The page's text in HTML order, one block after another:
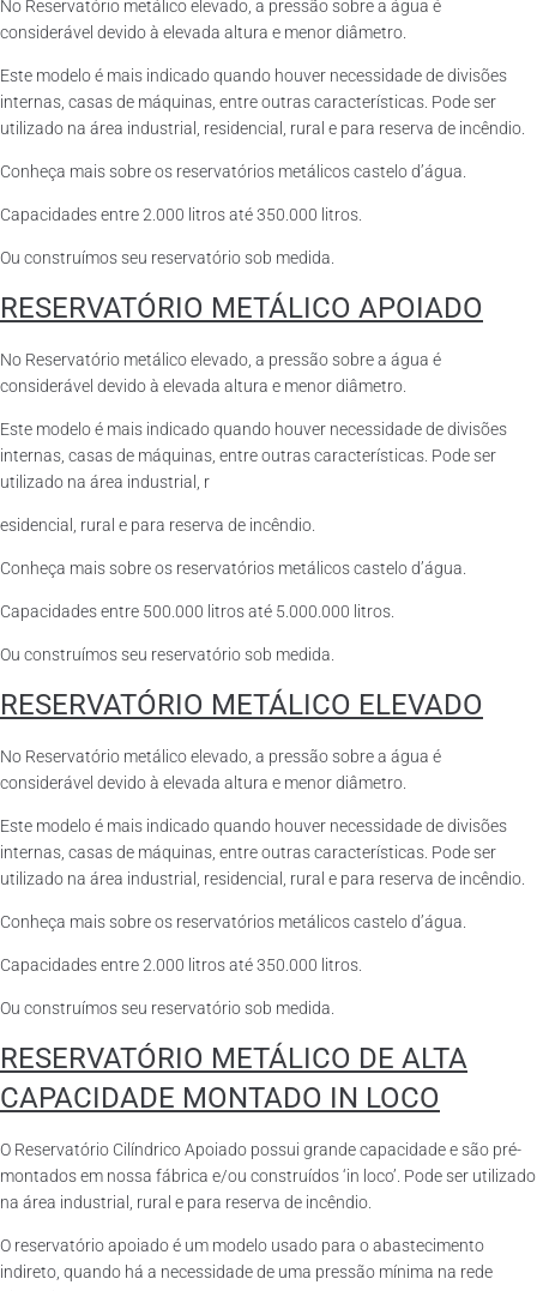
No Reservatório metálico elevado, a pressão sobre a água é
considerável devido à elevada altura e menor diâmetro.
Este modelo é mais indicado quando houver necessidade de divisões
internas, casas de máquinas, entre outras características. Pode ser
utilizado na área industrial, residencial, rural e para reserva de incêndio.
Conheça mais sobre os reservatórios metálicos castelo d’água.
Capacidades entre 2.000 litros até 350.000 litros.
Ou construímos seu reservatório sob medida.
RESERVATÓRIO METÁLICO APOIADO
No Reservatório metálico elevado, a pressão sobre a água é
considerável devido à elevada altura e menor diâmetro.
Este modelo é mais indicado quando houver necessidade de divisões
internas, casas de máquinas, entre outras características. Pode ser
utilizado na área industrial, r
esidencial, rural e para reserva de incêndio.
Conheça mais sobre os reservatórios metálicos castelo d’água.
Capacidades entre 500.000 litros até 5.000.000 litros.
Ou construímos seu reservatório sob medida.
RESERVATÓRIO METÁLICO ELEVADO
No Reservatório metálico elevado, a pressão sobre a água é
considerável devido à elevada altura e menor diâmetro.
Este modelo é mais indicado quando houver necessidade de divisões
internas, casas de máquinas, entre outras características. Pode ser
utilizado na área industrial, residencial, rural e para reserva de incêndio.
Conheça mais sobre os reservatórios metálicos castelo d’água.
Capacidades entre 2.000 litros até 350.000 litros.
Ou construímos seu reservatório sob medida.
RESERVATÓRIO METÁLICO DE ALTA
CAPACIDADE MONTADO IN LOCO
O Reservatório Cilíndrico Apoiado possui grande capacidade e são pré-
montados em nossa fábrica e/ou construídos ‘in loco’. Pode ser utilizado
na área industrial, rural e para reserva de incêndio.
O reservatório apoiado é um modelo usado para o abastecimento
indireto, quando há a necessidade de uma pressão mínima na rede